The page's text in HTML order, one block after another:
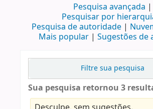
Pesquisa avançada
Pesquisar por
Pesquisa de autoridade
Mais popular
Sugestões de
Filtre sua pesquisa
Sua pesquisa retornou 3